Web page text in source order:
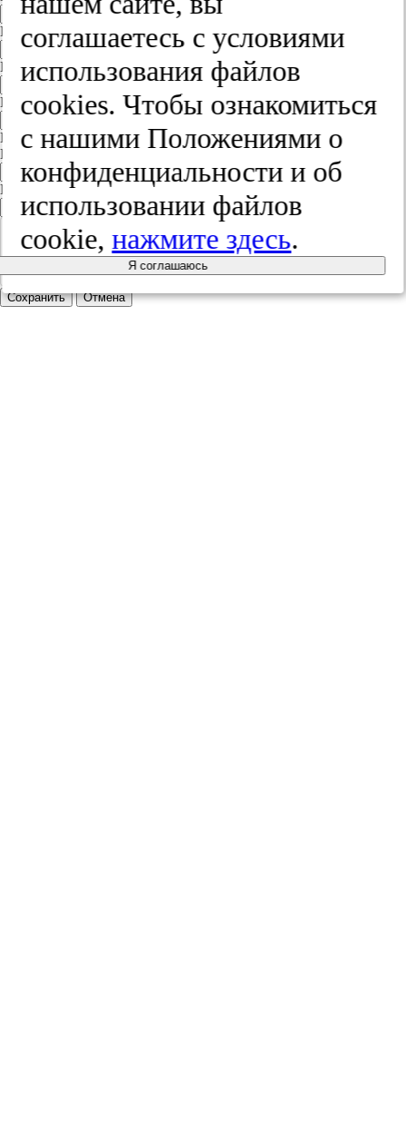
Название юридического лица
ИНН
КПП
Пароль
Пароль
Повторите пароль
Сохранить Отмена
соглашаетесь с условиями
использования файлов
cооkies. Чтобы ознакомиться
с нашими Положениями о
конфиденциальности и об
использовании файлов
cookie,нажмите здесь.
Я соглашаюсь